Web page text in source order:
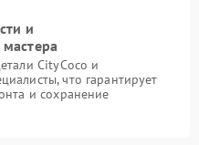
и
CityCoco и
что гарантирует
и сохранение